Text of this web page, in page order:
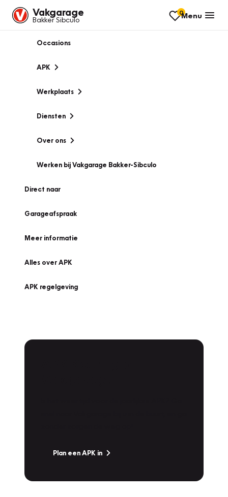
Vakgarage
Bakker Sibculo
0Menu
Occasions
APK
Werkplaats
Diensten
Over ons
Werken bij Vakgarage Bakker-Sibculo
Direct naar
Garageafspraak
Meer informatie
Alles over APK
APK regelgeving
Plan een APK in